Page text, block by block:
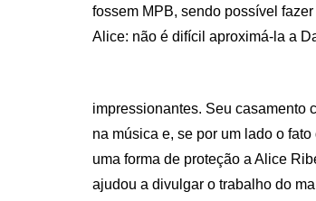
fossem MPB, sendo possível
Alice: não é difícil aproximá-la a
impressionantes. Seu casamento
na música e, se por um lado o
uma forma de proteção a Alice
ajudou a divulgar o trabalho do